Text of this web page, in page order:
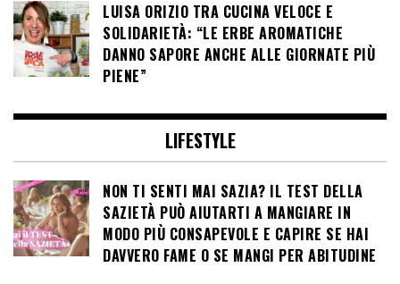
LUISA ORIZIO TRA CUCINA VELOCE E
SOLIDARIETÀ: “LE ERBE AROMATICHE
DANNO SAPORE ANCHE ALLE GIORNATE PIÙ
PIENE”
LIFESTYLE
NON TI SENTI MAI SAZIA? IL TEST DELLA
SAZIETÀ PUÒ AIUTARTI A MANGIARE IN
MODO PIÙ CONSAPEVOLE E CAPIRE SE HAI
DAVVERO FAME O SE MANGI PER ABITUDINE